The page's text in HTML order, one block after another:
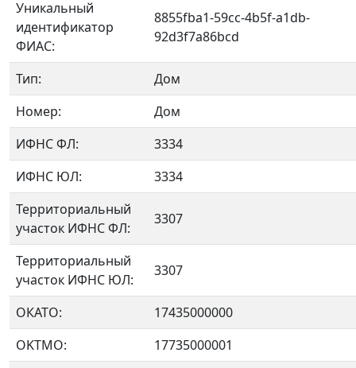
Уникальный
идентификатор
ФИАС:
8855fba1-59cc-4b5f-a1db-
92d3f7a86bcd
Тип:
Дом
Номер:
Дом
ИФНС ФЛ:
3334
ИФНС ЮЛ:
3334
Территориальный
участок ИФНС ФЛ:
3307
Территориальный
участок ИФНС ЮЛ:
3307
ОКАТО:
17435000000
OKTMO:
17735000001